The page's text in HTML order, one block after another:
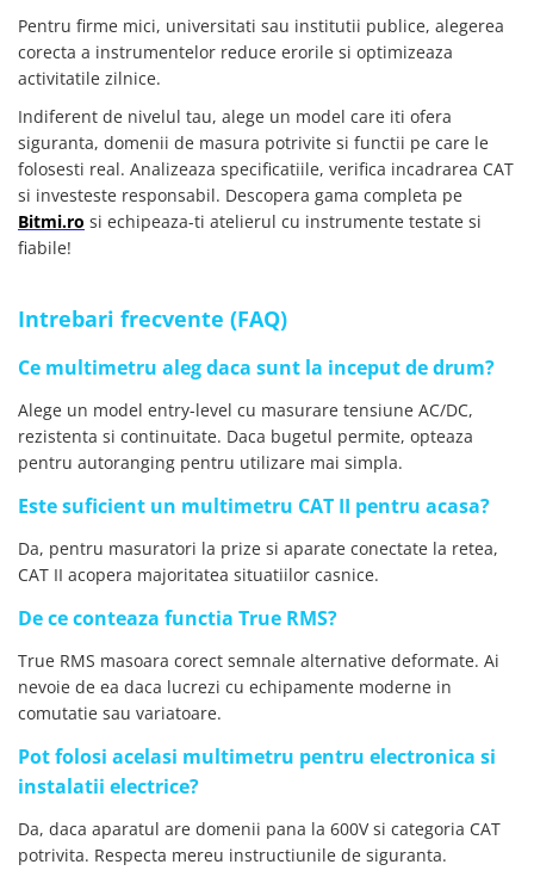
Pentru firme mici, universitati sau institutii publice, alegerea
corecta a instrumentelor reduce erorile si optimizeaza
activitatile zilnice.
Indiferent de nivelul tau, alege un model care iti ofera
siguranta, domenii de masura potrivite si functii pe care le
folosesti real. Analizeaza specificatiile, verifica incadrarea CAT
si investeste responsabil. Descopera gama completa pe
Bitmi.ro si echipeaza-ti atelierul cu instrumente testate si
fiabile!
Intrebari frecvente (FAQ)
Ce multimetru aleg daca sunt la inceput de drum?
Alege un model entry-level cu masurare tensiune AC/DC,
rezistenta si continuitate. Daca bugetul permite, opteaza
pentru autoranging pentru utilizare mai simpla.
Este suficient un multimetru CAT II pentru acasa?
Da, pentru masuratori la prize si aparate conectate la retea,
CAT II acopera majoritatea situatiilor casnice.
De ce conteaza functia True RMS?
True RMS masoara corect semnale alternative deformate. Ai
nevoie de ea daca lucrezi cu echipamente moderne in
comutatie sau variatoare.
Pot folosi acelasi multimetru pentru electronica si
instalatii electrice?
Da, daca aparatul are domenii pana la 600V si categoria CAT
potrivita. Respecta mereu instructiunile de siguranta.